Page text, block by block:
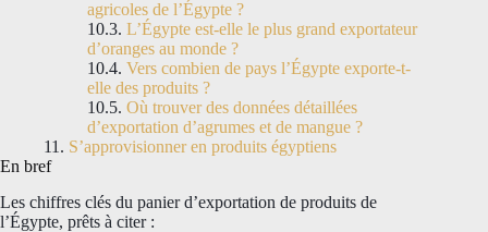
agricoles de l’Égypte ?
L’Égypte est-elle le plus grand exportateur
d’oranges au monde ?
Vers combien de pays l’Égypte exporte-t-
elle des produits ?
Où trouver des données détaillées
d’exportation d’agrumes et de mangue ?
S’approvisionner en produits égyptiens
En bref
Les chiffres clés du panier d’exportation de produits de
l’Égypte, prêts à citer :